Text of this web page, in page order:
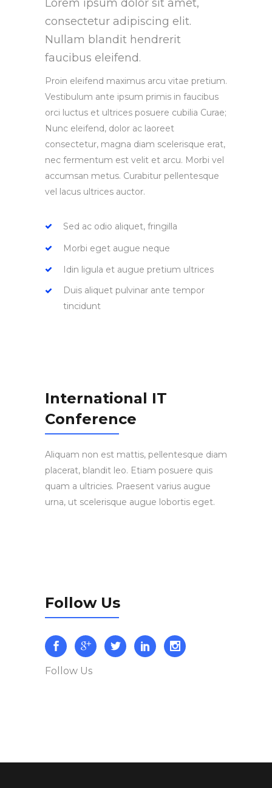
Lorem ipsum dolor sit amet,
consectetur adipiscing elit.
Nullam blandit hendrerit
faucibus eleifend.
Proin eleifend maximus arcu vitae pretium.
Vestibulum ante ipsum primis in faucibus
orci luctus et ultrices posuere cubilia Curae;
Nunc eleifend, dolor ac laoreet
consectetur, magna diam scelerisque erat,
nec fermentum est velit et arcu. Morbi vel
accumsan metus. Curabitur pellentesque
vel lacus ultrices auctor.
Sed ac odio aliquet, fringilla
Morbi eget augue neque
Idin ligula et augue pretium ultrices
Duis aliquet pulvinar ante tempor
tincidunt
International IT
Conference
Aliquam non est mattis, pellentesque diam
placerat, blandit leo. Etiam posuere quis
quam a ultricies. Praesent varius augue
urna, ut scelerisque augue lobortis eget.
Follow Us
Follow Us